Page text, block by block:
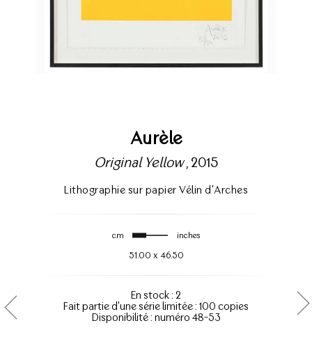
Aurèle
Original Yellow, 2015
Lithographie sur papier Vélin d'Arches
cm inches
51.00 x 46.50
En stock : 2
Fait partie d'une série limitée : 100 copies
Disponibilité : numéro 48-53